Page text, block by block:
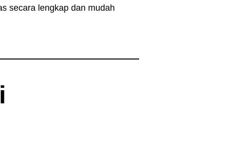
secara lengkap dan mudah